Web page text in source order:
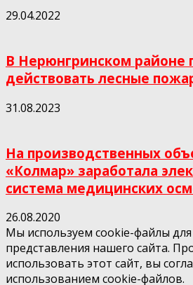
29.04.2022
В Нерюнгринском районе
действовать лесные
31.08.2023
На производственных
«Колмар» заработала
система медицинских
26.08.2020
Мы используем cookie-файлы
представления нашего сайта.
использовать этот сайт, вы
использованием cookie-файлов.